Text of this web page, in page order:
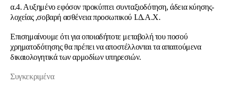
α.4. Αυξημένο εφόσον προκύπτει συνταξιοδότηση, άδεια κύησης-
λοχείας ,σοβαρή ασθένεια προσωπικού Ι.Δ.Α.Χ.
Επισημαίνουμε ότι για οποιαδήποτε μεταβολή του ποσού
χρηματοδότησης θα πρέπει να αποστέλλονται τα απαιτούμενα
δικαιολογητικά των αρμοδίων υπηρεσιών.
Συγκεκριμένα